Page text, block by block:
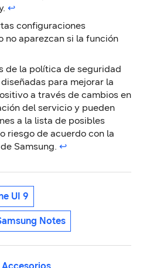
↩︎
configuraciones
no aparezcan si la función
de la política de seguridad
para mejorar la
a través de cambios en
del servicio y pueden
a la lista de posibles
riesgo de acuerdo con la
Samsung. ↩︎
UI 9
Notes